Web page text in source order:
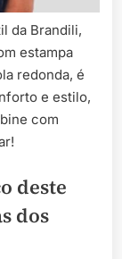
da Brandili,
estampa
redonda, é
e estilo,
com
deste
dos